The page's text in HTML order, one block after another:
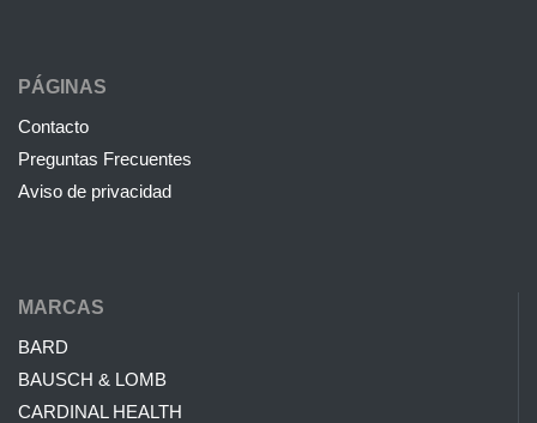
PÁGINAS
Contacto
Preguntas Frecuentes
Aviso de privacidad
MARCAS
BARD
BAUSCH & LOMB
CARDINAL HEALTH